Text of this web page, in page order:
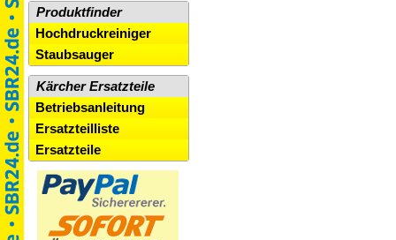
Produktfinder
Hochdruckreiniger
Staubsauger
Kärcher Ersatzteile
Betriebsanleitung
Ersatzteilliste
Ersatzteile